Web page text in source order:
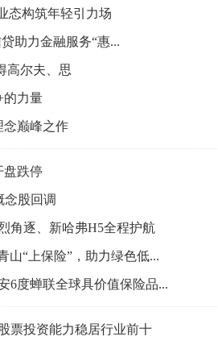
态构筑年轻引力场
助力金融服务“惠...
高尔夫、思
的力量
念巅峰之作
盘跌停
念股回调
角逐、新哈弗H5全程护航
山“上保险”，助力绿色低...
6度蝉联全球具价值保险品...
票投资能力稳居行业前十